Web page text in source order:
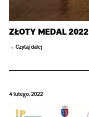
ZŁOTY MEDAL 2022
Czytaj dalej
4 lutego, 2022